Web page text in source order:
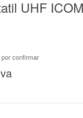
UHF
confirmar